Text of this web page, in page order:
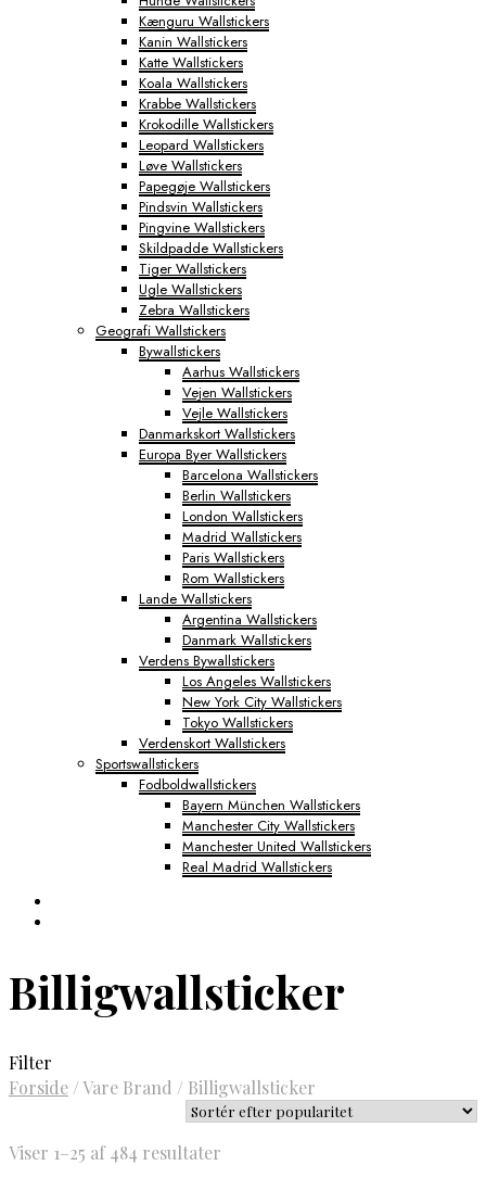
Kænguru Wallstickers
Kanin Wallstickers
Katte Wallstickers
Koala Wallstickers
Krabbe Wallstickers
Krokodille Wallstickers
Leopard Wallstickers
Løve Wallstickers
Papegøje Wallstickers
Pindsvin Wallstickers
Pingvine Wallstickers
Skildpadde Wallstickers
Tiger Wallstickers
Ugle Wallstickers
Zebra Wallstickers
Geografi Wallstickers
Bywallstickers
Aarhus Wallstickers
Vejen Wallstickers
Vejle Wallstickers
Danmarkskort Wallstickers
Europa Byer Wallstickers
Barcelona Wallstickers
Berlin Wallstickers
London Wallstickers
Madrid Wallstickers
Paris Wallstickers
Rom Wallstickers
Lande Wallstickers
Argentina Wallstickers
Danmark Wallstickers
Verdens Bywallstickers
Los Angeles Wallstickers
New York City Wallstickers
Tokyo Wallstickers
Verdenskort Wallstickers
Sportswallstickers
Fodboldwallstickers
Bayern München Wallstickers
Manchester City Wallstickers
Manchester United Wallstickers
Real Madrid Wallstickers
Billigwallsticker
Filter
Forside /Vare Brand / Billigwallsticker
Viser 1–25 af 484 resultater